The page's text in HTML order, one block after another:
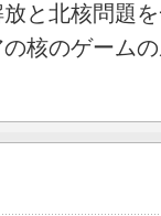
と北核問題
核のゲーム